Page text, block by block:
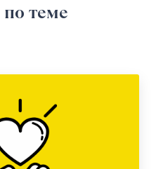
по теме